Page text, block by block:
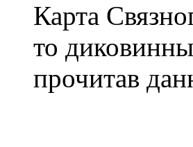
Карта
то
прочитав